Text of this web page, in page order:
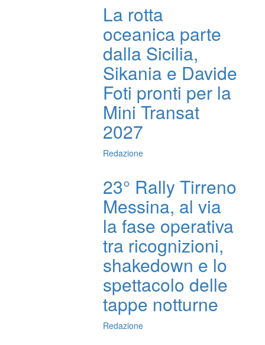
La rotta
oceanica parte
dalla Sicilia,
Sikania e Davide
Foti pronti per la
Mini Transat
2027
Redazione
23° Rally Tirreno
Messina, al via
la fase operativa
tra ricognizioni,
shakedown e lo
spettacolo delle
tappe notturne
Redazione